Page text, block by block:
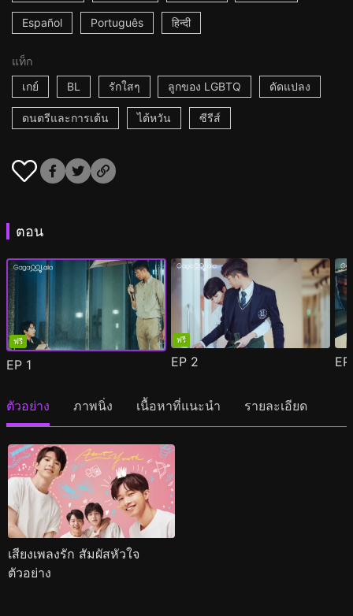
Español Português हिन्दी
แท็ก
เกย์
BL รักใสๆ ลูกของ LGBTQ ดัดแปลง
ดนตรีและการเต้น ไต้หวัน ซีรีส์
ตอน
ฟรี
EP 1
ฟรี
EP 2
ตัวอย่าง ภาพนิ่ง เนื้อหาที่แนะนำ รายละเอียด
เสียงเพลงรัก สัมผัสหัวใจ
ตัวอย่าง